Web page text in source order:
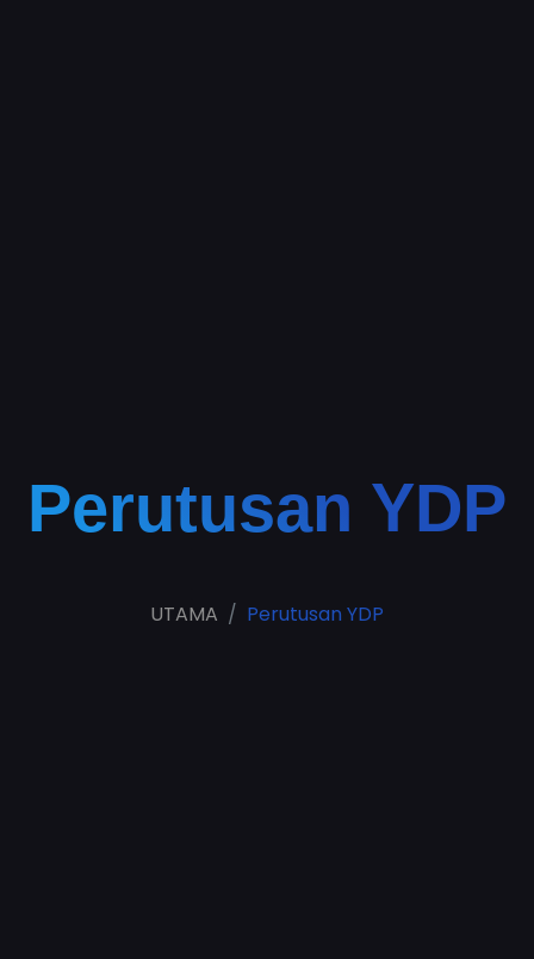
Perutusan YDP
UTAMA Perutusan YDP